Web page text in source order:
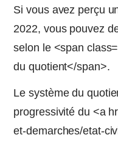
Si vous avez perçu
2022, vous pouvez
selon le <span
du quotient</span>.
Le système du
progressivité du <a
et-demarches/etat-